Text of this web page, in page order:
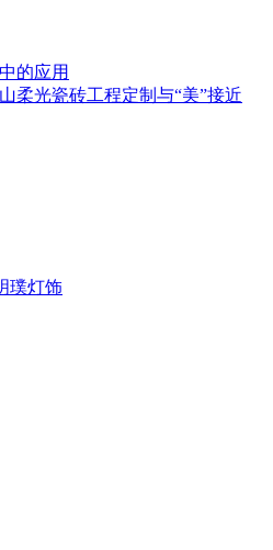
的应用
柔光瓷砖工程定制与“美”接近
璞灯饰